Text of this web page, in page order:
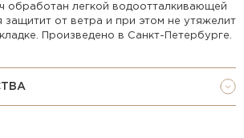
обработан легкой водоотталкивающей
защитит от ветра и при этом не утяжелит
Произведено в Санкт-Петербурге.